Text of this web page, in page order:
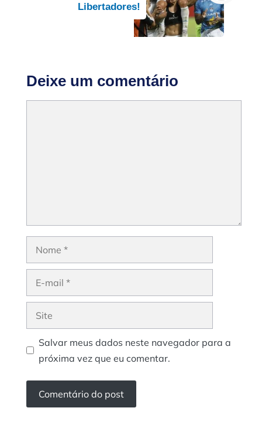
Libertadores!
Deixe um comentário
Salvar meus dados neste navegador para a
próxima vez que eu comentar.